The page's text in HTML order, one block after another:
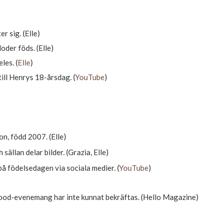
sig. (Elle)
föds. (Elle)
(Elle)
Henrys 18-årsdag. (YouTube)
född 2007. (Elle)
delar bilder. (Grazia, Elle)
födelsedagen via sociala medier. (YouTube)
evenemang har inte kunnat bekräftas. (Hello Magazine)